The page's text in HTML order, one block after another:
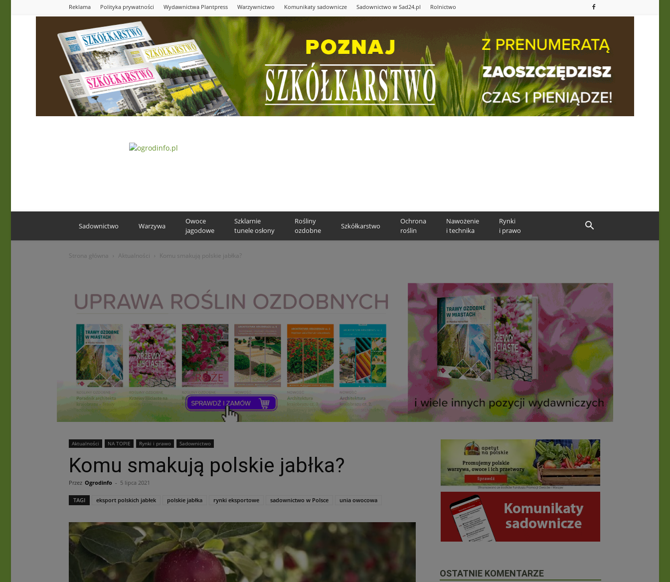
Reklama Polityka prywatności Wydawnictwa Plantpress Warzywnictwo Komunikaty sadownicze Sadownictwo w Sad24.pl Rolnictwo
Sadownictwo Warzywa
Owoce
jagodowe
Szklarnie
tunele osłony
Rośliny
ozdobne
Szkółkarstwo
Ochrona
roślin
Nawożenie
i technika
Rynki
i prawo
Strona główna Aktualności Komu smakują polskie jabłka?
Aktualności NA TOPIE Rynki i prawo Sadownictwo
Komu smakują polskie jabłka?
Przez Ogrodinfo - 5 lipca 2021
TAGI eksport polskich jabłek polskie jabłka rynki eksportowe sadownictwo w Polsce unia owocowa
OSTATNIE KOMENTARZE